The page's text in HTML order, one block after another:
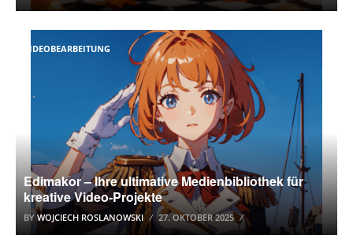
VIDEOBEARBEITUNG
Edimakor – Ihre ultimative Medienbibliothek für
kreative Video-Projekte
BYWOJCIECH ROSLANOWSKI 27. OKTOBER 2025